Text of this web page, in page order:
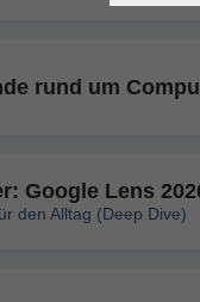
rund um
Google Lens
den Alltag (Deep Dive)